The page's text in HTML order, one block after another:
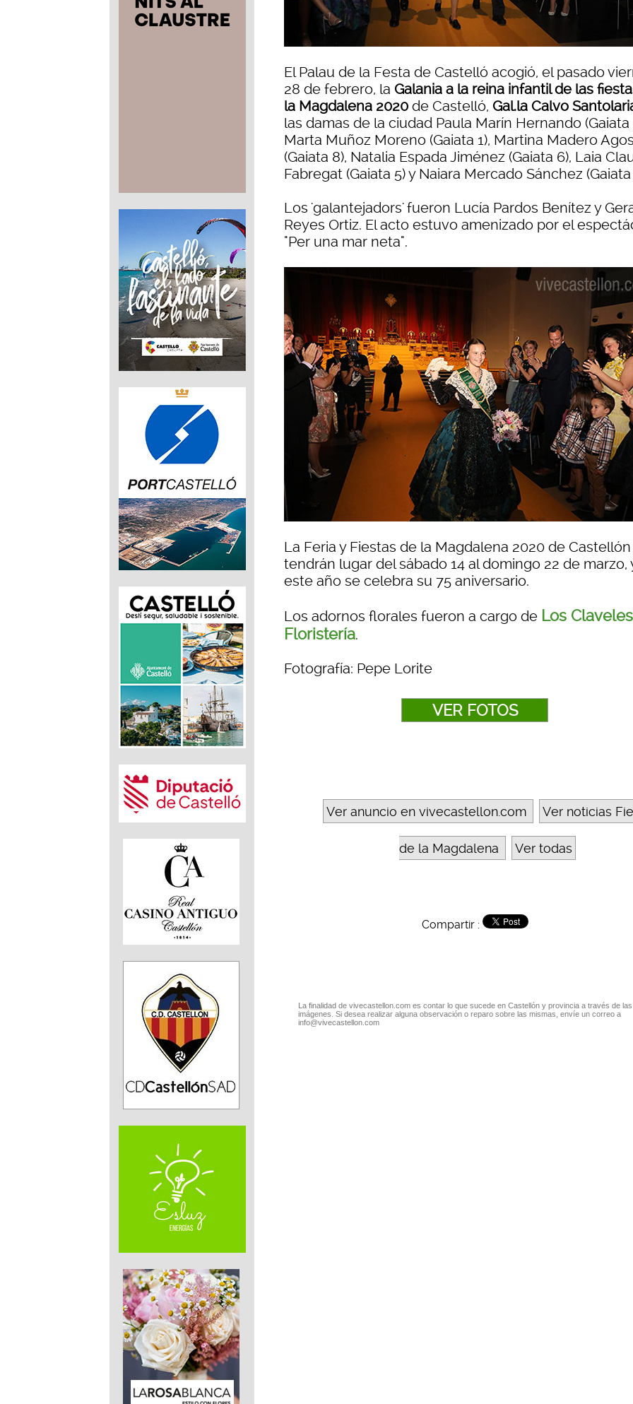
El Palau de la Festa de Castelló acogió, el pasado
28 de febrero, la Galania a la reina infantil de las
la Magdalena 2020 de Castelló, Gal.la Calvo
las damas de la ciudad Paula Marín Hernando (Gaiata
Marta Muñoz Moreno (Gaiata 1), Martina Madero
(Gaiata 8), Natalia Espada Jiménez (Gaiata 6), Laia
Fabregat (Gaiata 5) y Naiara Mercado Sánchez (Gaiata
Los 'galantejadors' fueron Lucía Pardos Benítez y
Reyes Ortiz. El acto estuvo amenizado por el
"Per una mar neta".
La Feria y Fiestas de la Magdalena 2020 de Castellón
tendrán lugar del sábado 14 al domingo 22 de marzo,
este año se celebra su 75 aniversario.
Los adornos florales fueron a cargo de Los Claveles
Floristería.
Fotografía: Pepe Lorite
VER FOTOS
Ver anuncio en vivecastellon.com Ver noticias
de la Magdalena Ver todas
Compartir :
La finalidad de vivecastellon.com es contar lo que sucede en Castellón y provincia a través de las
imágenes. Si desea realizar alguna observación o reparo sobre las mismas, envíe un correo a
info@vivecastellon.com